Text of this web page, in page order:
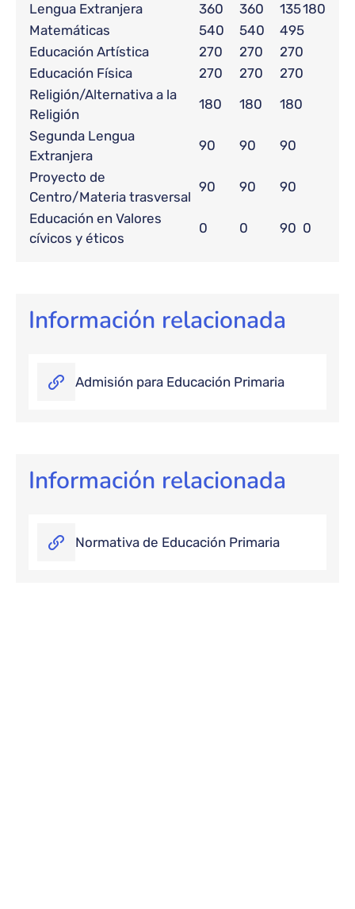
Lengua Extranjera
360 360 135180
Matemáticas
540 540
495
Educación Artística
270 270
270
Educación Física
270 270
270
Religión/Alternativa a la
Religión
180 180
180
Segunda Lengua
Extranjera
90 90
90
Proyecto de
Centro/Materia trasversal
90 90
90
Educación en Valores
cívicos y éticos
0 0 90 0
Información relacionada
Admisión para Educación Primaria
Información relacionada
Normativa de Educación Primaria